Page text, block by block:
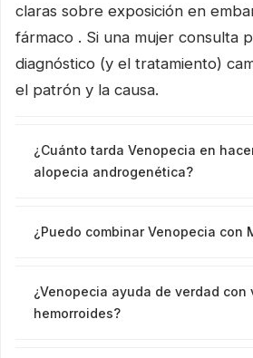
claras sobre exposición en
fármaco . Si una mujer consulta
diagnóstico (y el tratamiento)
el patrón y la causa.
¿Cuánto tarda Venopecia en
alopecia androgenética?
¿Puedo combinar Venopecia con
¿Venopecia ayuda de verdad con
hemorroides?